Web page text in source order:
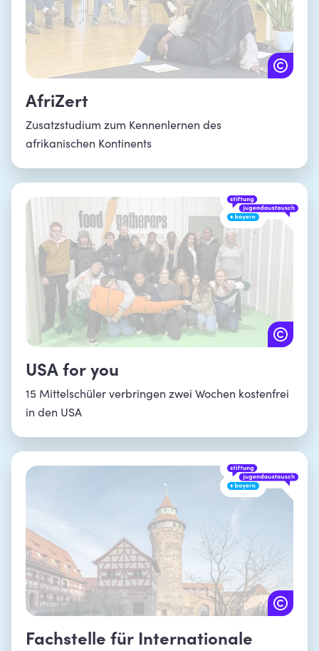
AfriZert
Zusatzstudium zum Kennenlernen des
afrikanischen Kontinents
USA for you
15 Mittelschüler verbringen zwei Wochen kostenfrei
in den USA
Fachstelle für Internationale